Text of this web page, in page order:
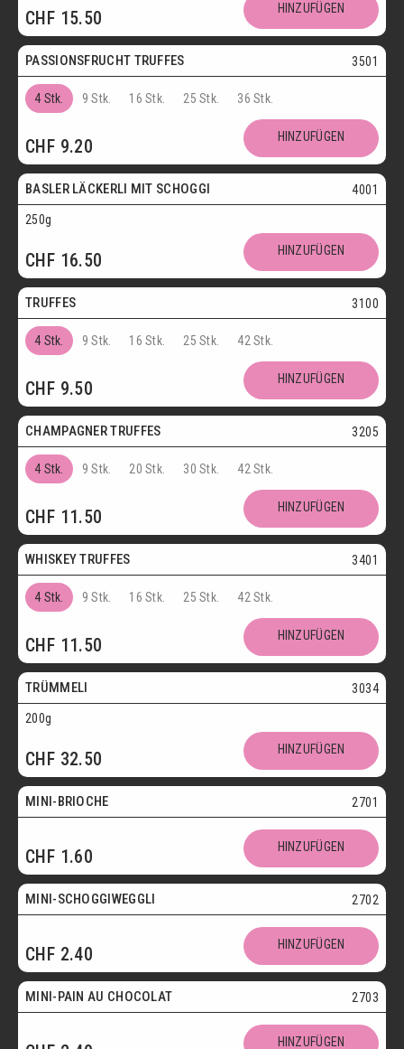
CHF 15.50 HINZUFÜGEN
Postversand
PASSIONSFRUCHT TRUFFES 3501
4 Stk. 9 Stk. 16 Stk. 25 Stk. 36 Stk.
CHF 9.20 HINZUFÜGEN
Vegetarisch
BASLER LÄCKERLI MIT SCHOGGI 4001
250g
CHF 16.50 HINZUFÜGEN
Vegetarisch
TRUFFES 3100
4 Stk. 9 Stk. 16 Stk. 25 Stk. 42 Stk.
CHF 9.50 HINZUFÜGEN
Postversand
CHAMPAGNER TRUFFES 3205
4 Stk. 9 Stk. 20 Stk. 30 Stk. 42 Stk.
CHF 11.50 HINZUFÜGEN
Vegetarisch
WHISKEY TRUFFES 3401
4 Stk. 9 Stk. 16 Stk. 25 Stk. 42 Stk.
CHF 11.50 HINZUFÜGEN
Vegetarisch
TRÜMMELI 3034
200g
CHF 32.50 HINZUFÜGEN
Vegetarisch
MINI-BRIOCHE 2701
CHF 1.60 HINZUFÜGEN
Vegetarisch
MINI-SCHOGGIWEGGLI 2702
CHF 2.40 HINZUFÜGEN
Vegetarisch
MINI-PAIN AU CHOCOLAT 2703
HINZUFÜGEN